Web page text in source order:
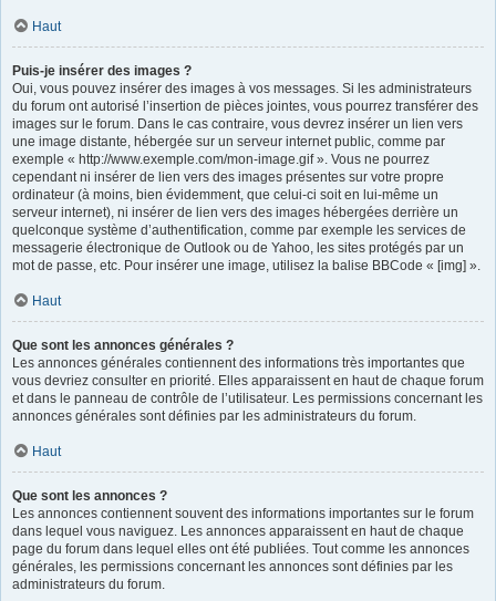
Haut
Puis-je insérer des images ?
Oui, vous pouvez insérer des images à vos messages. Si les administrateurs
du forum ont autorisé l’insertion de pièces jointes, vous pourrez transférer des
images sur le forum. Dans le cas contraire, vous devrez insérer un lien vers
une image distante, hébergée sur un serveur internet public, comme par
exemple « http://www.exemple.com/mon-image.gif ». Vous ne pourrez
cependant ni insérer de lien vers des images présentes sur votre propre
ordinateur (à moins, bien évidemment, que celui-ci soit en lui-même un
serveur internet), ni insérer de lien vers des images hébergées derrière un
quelconque système d’authentification, comme par exemple les services de
messagerie électronique de Outlook ou de Yahoo, les sites protégés par un
mot de passe, etc. Pour insérer une image, utilisez la balise BBCode « [img] ».
Haut
Que sont les annonces générales ?
Les annonces générales contiennent des informations très importantes que
vous devriez consulter en priorité. Elles apparaissent en haut de chaque forum
et dans le panneau de contrôle de l’utilisateur. Les permissions concernant les
annonces générales sont définies par les administrateurs du forum.
Haut
Que sont les annonces ?
Les annonces contiennent souvent des informations importantes sur le forum
dans lequel vous naviguez. Les annonces apparaissent en haut de chaque
page du forum dans lequel elles ont été publiées. Tout comme les annonces
générales, les permissions concernant les annonces sont définies par les
administrateurs du forum.